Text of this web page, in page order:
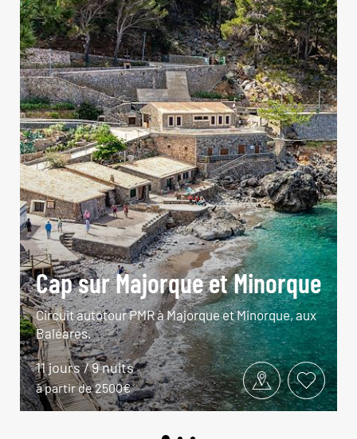
Cap sur Majorque et Minorque
Circuit autotour PMR à Majorque et Minorque, aux
Baléares.
11 jours / 9 nuits
à partir de 2500€